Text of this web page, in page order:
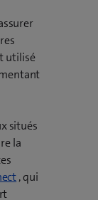
utilisé
situés
la
, qui